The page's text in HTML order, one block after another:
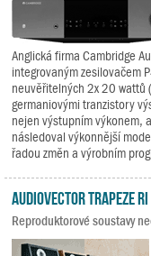
Anglická firma Cambridge
integrovaným zesilovačem
neuvěřitelných 2x 20 wattů
germaniovými tranzistory
nejen výstupním výkonem,
následoval výkonnější
řadou změn a výrobním
Audiovector Trapeze Ri
Reproduktorové soustavy